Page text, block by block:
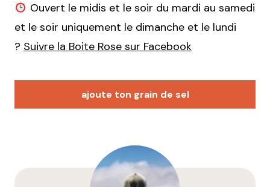
Ouvert le midis et le soir du mardi au samedi
et le soir uniquement le dimanche et le lundi
? Suivre la Boite Rose sur Facebook
ajoute ton grain de sel
Votre adresse e-mail ne sera pas publiée.
champs obligatoires sont indiqués avec